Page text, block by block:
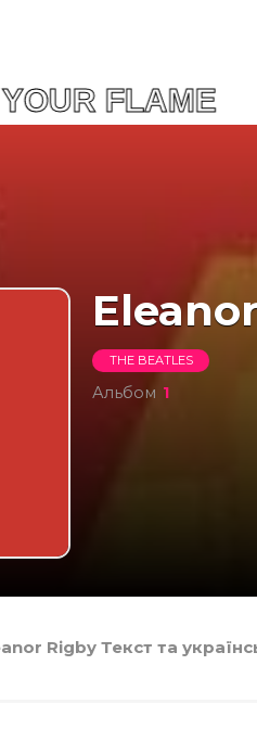
YOUR
THE BEATLES
Альбом 1
Rigby Текст та